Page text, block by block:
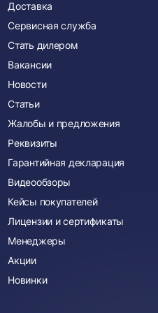
Доставка
Сервисная служба
Стать дилером
Вакансии
Новости
Статьи
Жалобы и предложения
Реквизиты
Гарантийная декларация
Видеообзоры
Кейсы покупателей
Лицензии и сертификаты
Менеджеры
Акции
Новинки